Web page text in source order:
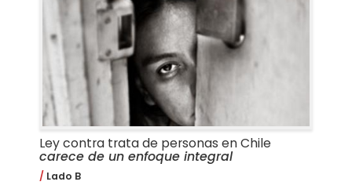
Ley contra trata de personas en Chile
carece de un enfoque integral
Lado B